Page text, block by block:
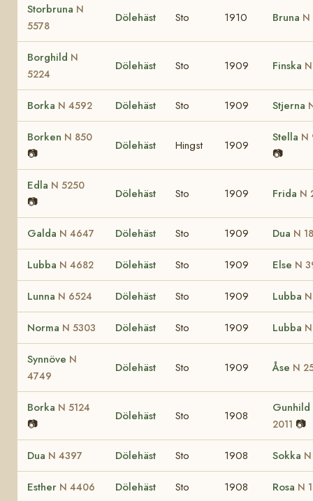
Storbruna N
5578
Dölehäst Sto 1910 Bruna N
Borghild N
5224
Dölehäst Sto 1909 Finska
Borka N 4592 Dölehäst Sto 1909 Stjerna
Borken N 850
📷
Dölehäst Hingst 1909
Stella N
📷
Edla N 5250
📷
Dölehäst Sto 1909 Frida N
Galda N 4647 Dölehäst Sto 1909 Dua N
Lubba N 4682 Dölehäst Sto 1909 Else N
Lunna N 6524 Dölehäst Sto 1909 Lubba
Norma N 5303 Dölehäst Sto 1909 Lubba
Synnöve N
4749
Dölehäst Sto 1909 Åse N
Borka N 5124
📷
Dölehäst Sto 1908
Gunhild
2011 📷
Dua N 4397 Dölehäst Sto 1908 Sokka
Esther N 4406 Dölehäst Sto 1908 Rosa N